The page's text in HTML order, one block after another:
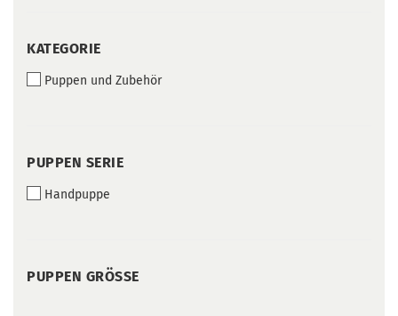
KATEGORIE
KATEGORIE
Puppen und Zubehör
PUPPEN
PUPPEN SERIE
Handpuppe
PUPPEN
PUPPEN GRÖSSE